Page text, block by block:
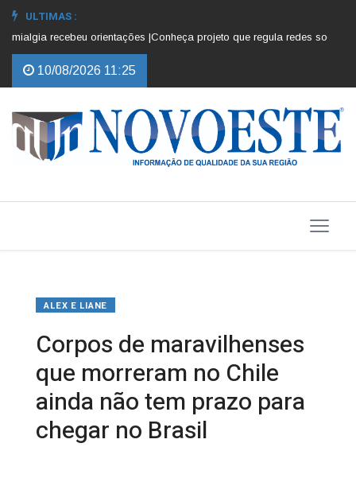
ULTIMAS :
recebeu orientações |Conheça projeto que regula redes sociais
10/08/2026 11:25
ALEX E LIANE
Corpos de maravilhenses
que morreram no Chile
ainda não tem prazo para
chegar no Brasil